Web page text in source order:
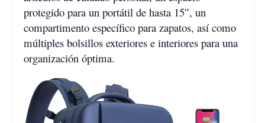
protegido para un portátil de hasta 15″, un
compartimento específico para zapatos, así como
múltiples bolsillos exteriores e interiores para una
organización óptima.